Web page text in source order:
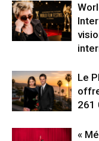
Le
261
«